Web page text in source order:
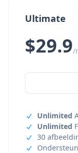
Ultimate
$29.9/
Unlimited
Unlimited
30